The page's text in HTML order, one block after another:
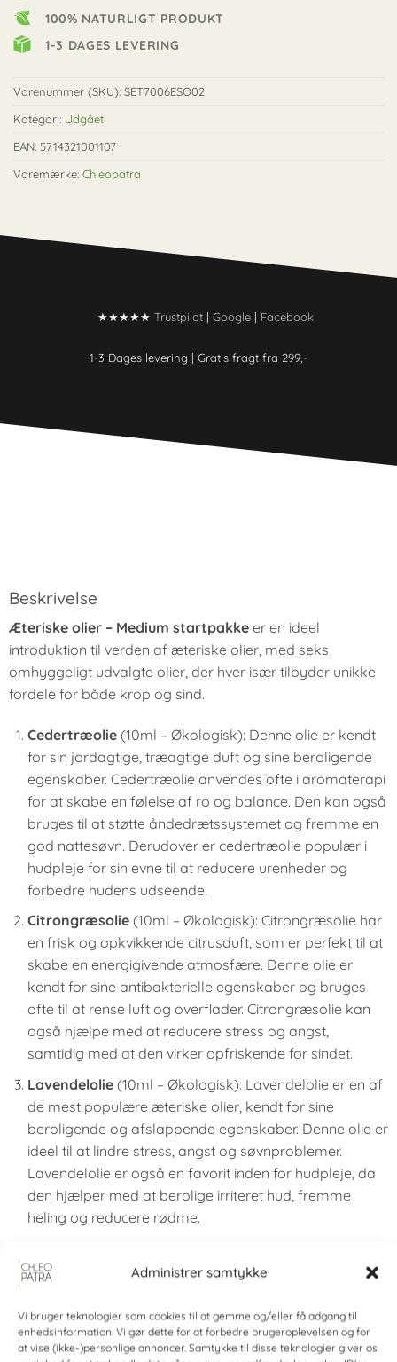
Administrer samtykke
Vi bruger teknologier som cookies til at gemme og/eller få adgang til
enhedsinformation. Vi gør dette for at forbedre brugeroplevelsen og for
at vise (ikke-)personlige annoncer. Samtykke til disse teknologier giver os
100% NATURLIGT PRODUKT
1-3 DAGES LEVERING
Varenummer (SKU): SET7006ESO02
Kategori: Udgået
EAN: 5714321001107
Varemærke: Chleopatra
★★★★★ Trustpilot | Google | Facebook
1-3 Dages levering | Gratis fragt fra 299,-
Beskrivelse
Æteriske olier – Medium startpakkeer en ideel
introduktion til verden af æteriske olier, med seks
omhyggeligt udvalgte olier, der hver især tilbyder unikke
fordele for både krop og sind.
Cedertræolie(10ml – Økologisk): Denne olie er kendt
for sin jordagtige, træagtige duft og sine beroligende
egenskaber. Cedertræolie anvendes ofte i aromaterapi
for at skabe en følelse af ro og balance. Den kan også
bruges til at støtte åndedrætssystemet og fremme en
god nattesøvn. Derudover er cedertræolie populær i
hudpleje for sin evne til at reducere urenheder og
forbedre hudens udseende.
Citrongræsolie(10ml – Økologisk): Citrongræsolie har
en frisk og opkvikkende citrusduft, som er perfekt til at
skabe en energigivende atmosfære. Denne olie er
kendt for sine antibakterielle egenskaber og bruges
ofte til at rense luft og overflader. Citrongræsolie kan
også hjælpe med at reducere stress og angst,
samtidig med at den virker opfriskende for sindet.
Lavendelolie(10ml – Økologisk): Lavendelolie er en af
de mest populære æteriske olier, kendt for sine
beroligende og afslappende egenskaber. Denne olie er
ideel til at lindre stress, angst og søvnproblemer.
Lavendelolie er også en favorit inden for hudpleje, da
den hjælper med at berolige irriteret hud, fremme
heling og reducere rødme.
frisk, urteagtig duft, der stimulerer sindet og forbedrer
fremme mental klarhed og fokus. Rosmarinolie har
også antiinflammatoriske egenskaber og bruges ofte i